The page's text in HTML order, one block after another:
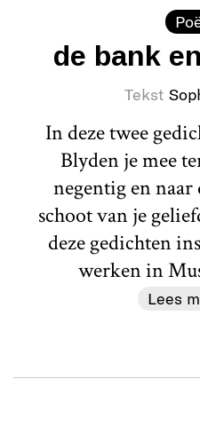
de bank
Tekst
In deze twee
Blyden je mee
negentig en
schoot van je
deze gedichten
werken in
Lees